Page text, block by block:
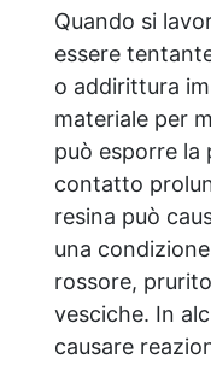
Quando si
essere
o addirittura
materiale per
può esporre la
contatto
resina può
una
rossore,
vesciche. In
causare